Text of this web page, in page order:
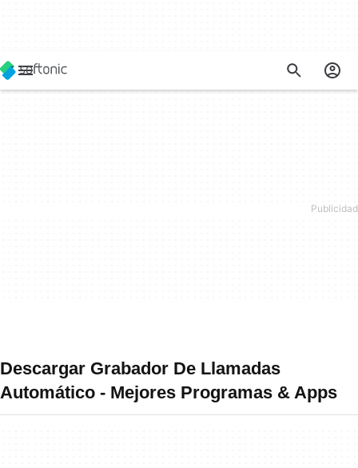
Descargar Grabador De Llamadas
Automático - Mejores Programas & Apps